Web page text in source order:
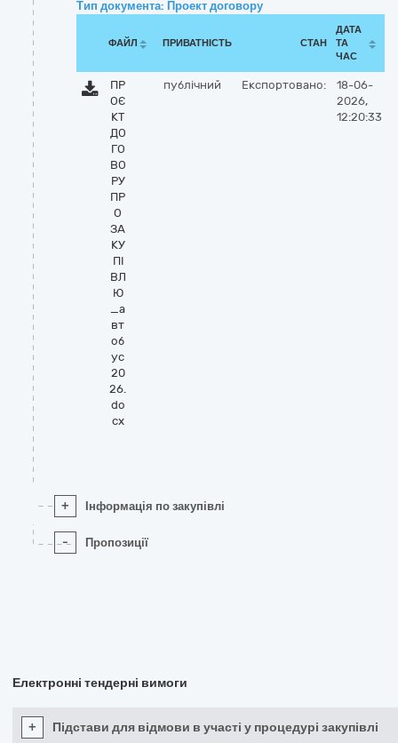
Тип документа: Проект договору
ФАЙЛ ПРИВАТНІСТЬ СТАН
ДАТА
ТА
ЧАС
ПР
ОЄ
КТ
ДО
ГО
ВО
РУ
ПР
О
ЗА
КУ
ПІ
ВЛ
Ю
_а
вт
об
ус
20
26.
do
cx
публічний Експортовано:
18-06-
2026,
12:20:33
+ Інформація по закупівлі
- Пропозиції
Електронні тендерні вимоги
+ Підстави для відмови в участі у процедурі закупівлі